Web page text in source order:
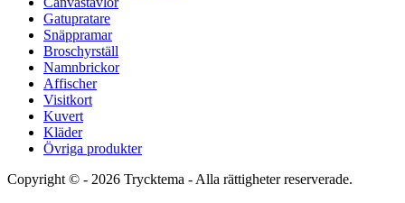
Gatupratare
Snäppramar
Broschyrställ
Namnbrickor
Affischer
Visitkort
Kuvert
Kläder
Övriga produkter
Copyright © - 2026 Trycktema - Alla rättigheter reserverade.